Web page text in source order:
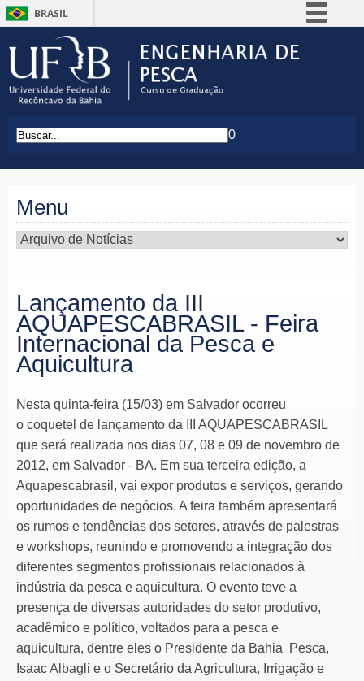
BRASIL
Legislação
Canais
0
Menu
Lançamento da III
AQUAPESCABRASIL - Feira
Internacional da Pesca e
Aquicultura
Nesta quinta-feira (15/03) em Salvador ocorreu
o coquetel de lançamento da III AQUAPESCABRASIL
que será realizada nos dias 07, 08 e 09 de novembro de
2012, em Salvador - BA. Em sua terceira edição, a
Aquapescabrasil, vai expor produtos e serviços, gerando
oportunidades de negócios. A feira também apresentará
os rumos e tendências dos setores, através de palestras
e workshops, reunindo e promovendo a integração dos
diferentes segmentos profissionais relacionados à
indústria da pesca e aquicultura. O evento teve a
presença de diversas autoridades do setor produtivo,
acadêmico e político, voltados para a pesca e
aquicultura, dentre eles o Presidente da Bahia Pesca,
Isaac Albagli e o Secretário da Agricultura, Irrigação e